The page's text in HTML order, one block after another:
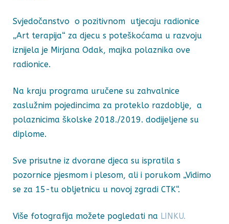
Svjedočanstvo o pozitivnom utjecaju radionice
„Art terapija“ za djecu s poteškoćama u razvoju
iznijela je Mirjana Odak, majka polaznika ove
radionice.
Na kraju programa uručene su zahvalnice
zaslužnim pojedincima za proteklo razdoblje, a
polaznicima školske 2018./2019. dodijeljene su
diplome.
Sve prisutne iz dvorane djeca su ispratila s
pozornice pjesmom i plesom, ali i porukom „Vidimo
se za 15-tu obljetnicu u novoj zgradi CTK“.
Više fotografija možete pogledati na LINKU.